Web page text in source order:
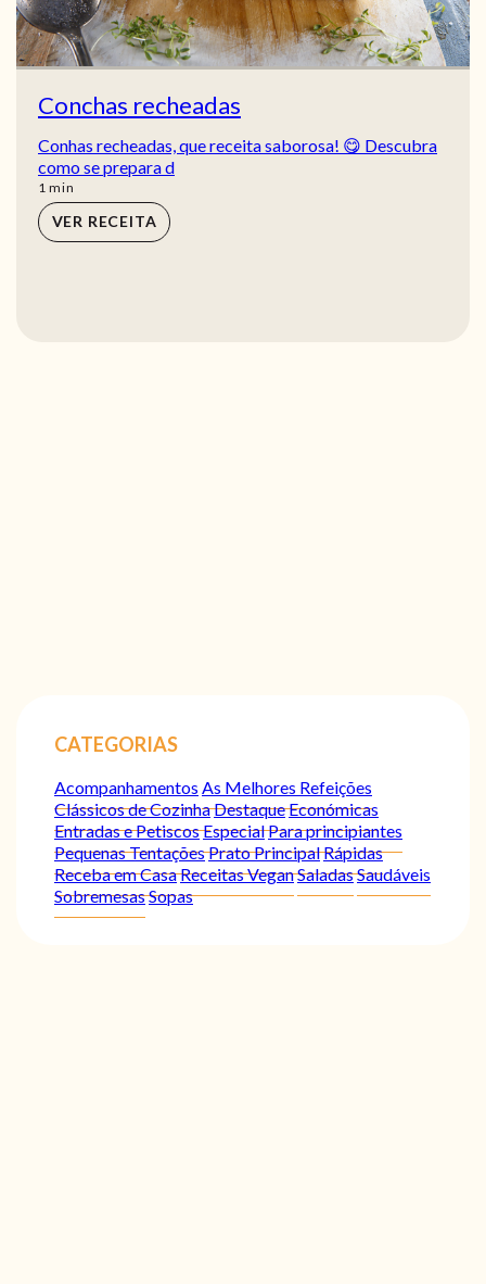
Conchas recheadas
Conhas recheadas, que receita saborosa! 😋 Descubra
como se prepara d
1 min
min
VER RECEITA
CATEGORIAS
Acompanhamentos As Melhores Refeições
Clássicos de CozinhaDestaqueEconómicas
Entradas e PetiscosEspecialPara principiantes
Pequenas TentaçõesPrato PrincipalRápidas
Receba em CasaReceitas VeganSaladasSaudáveis
SobremesasSopas